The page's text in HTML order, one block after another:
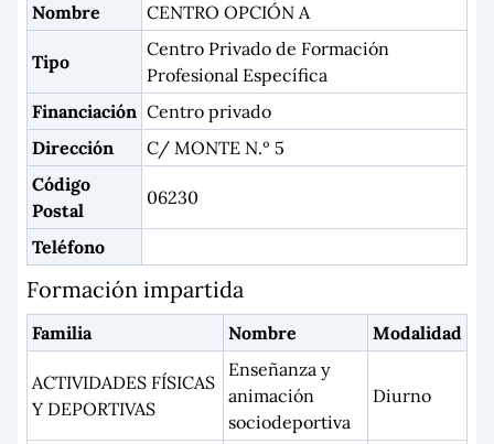
Nombre CENTRO OPCIÓN A
Tipo
Centro Privado de Formación
Profesional Específica
Financiación Centro privado
Dirección
C/ MONTE N.º 5
Código
Postal
06230
Teléfono
Formación impartida
Familia Nombre Modalidad
ACTIVIDADES FÍSICAS
Y DEPORTIVAS
Enseñanza y
animación
sociodeportiva
Diurno